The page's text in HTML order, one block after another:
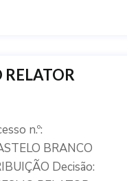
n.º:
BRANCO
Decisão: